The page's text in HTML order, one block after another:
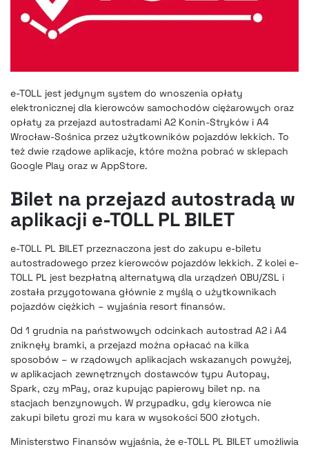
e-TOLL jest jedynym system do wnoszenia opłaty
elektronicznej dla kierowców samochodów ciężarowych oraz
opłaty za przejazd autostradami A2 Konin-Stryków i A4
Wrocław-Sośnica przez użytkowników pojazdów lekkich. To
też dwie rządowe aplikacje, które można pobrać w sklepach
Google Play oraz w AppStore.
Bilet na przejazd autostradą w
aplikacji e-TOLL PL BILET
e-TOLL PL BILET przeznaczona jest do zakupu e-biletu
autostradowego przez kierowców pojazdów lekkich. Z kolei e-
TOLL PL jest bezpłatną alternatywą dla urządzeń OBU/ZSL i
została przygotowana głównie z myślą o użytkownikach
pojazdów ciężkich – wyjaśnia resort finansów.
Od 1 grudnia na państwowych odcinkach autostrad A2 i A4
zniknęły bramki, a przejazd można opłacać na kilka
sposobów – w rządowych aplikacjach wskazanych powyżej,
w aplikacjach zewnętrznych dostawców typu Autopay,
Spark, czy mPay, oraz kupując papierowy bilet np. na
stacjach benzynowych. W przypadku, gdy kierowca nie
zakupi biletu grozi mu kara w wysokości 500 złotych.
Ministerstwo Finansów wyjaśnia, że e-TOLL PL BILET umożliwia